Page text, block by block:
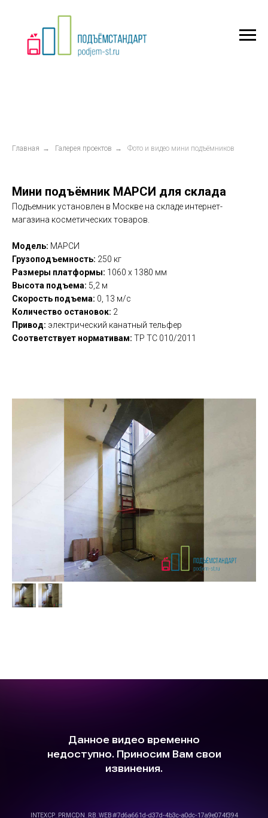
Главная → Галерея проектов → Фото и видео мини подъёмников
Мини подъёмник МАРСИ для склада
Подъемник установлен в Москве на складе интернет-
магазина косметических товаров.
Модель: МАРСИ
Грузоподъемность: 250 кг
Размеры платформы: 1060 х 1380 мм
Высота подъема: 5,2 м
Скорость подъема: 0, 13 м/с
Количество остановок: 2
Привод: электрический канатный тельфер
Соответствует нормативам: ТР ТС 010/2011